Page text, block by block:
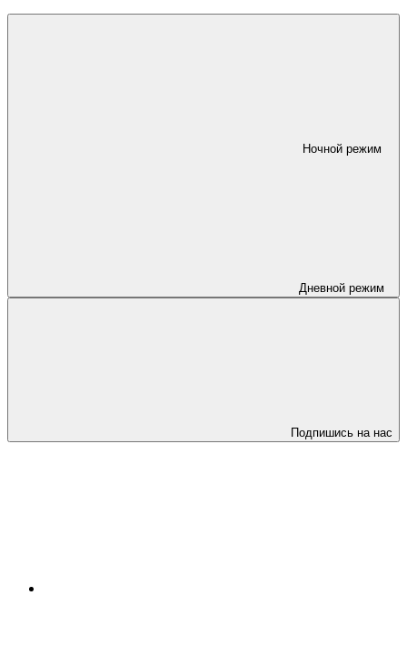
Ночной режим
Дневной режим
Подпишись на нас